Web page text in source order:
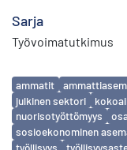
Sarja
Työvoimatutkimus
Avainsanat
ammatit
julkinen sektori
nuorisotyöttömyys
sosioekonominen
työllisyys